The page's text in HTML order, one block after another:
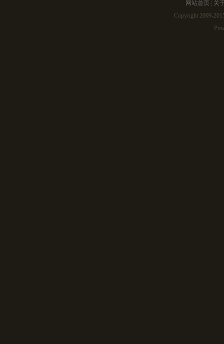
网站首页|
关
Copyright 2009-